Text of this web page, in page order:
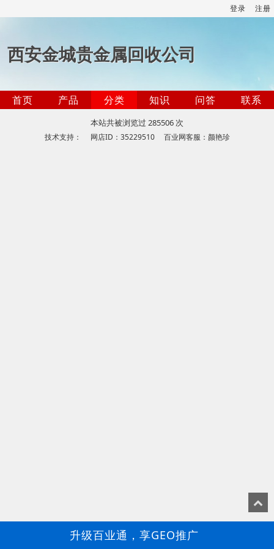
登录 注册
西安金城贵金属回收公司
首页 产品 分类 知识 问答 联系
本站共被浏览过 285506 次
技术支持： 网店ID：35229510 百业网客服：颜艳珍
升级百业通，享GEO推广